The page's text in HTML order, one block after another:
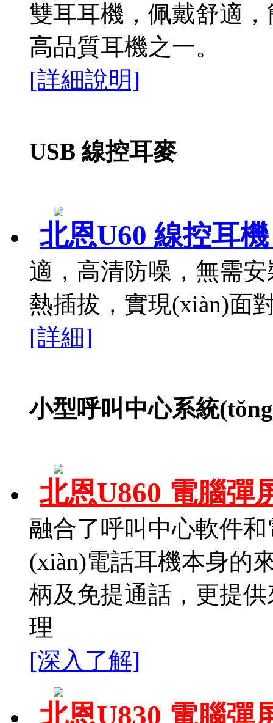
雙耳耳機，佩戴舒適
高品質耳機之一。
[詳細說明]
USB 線控耳麥
北恩U60 線控耳
適，高清防噪，無需
熱插拔，實現(xiàn)面
[詳細]
小型呼叫中心系統
北恩U860 電腦彈
融合了呼叫中心軟件
(xiàn)電話耳機本身的
柄及免提通話，更提
理
[深入了解]
北恩U830 電腦彈